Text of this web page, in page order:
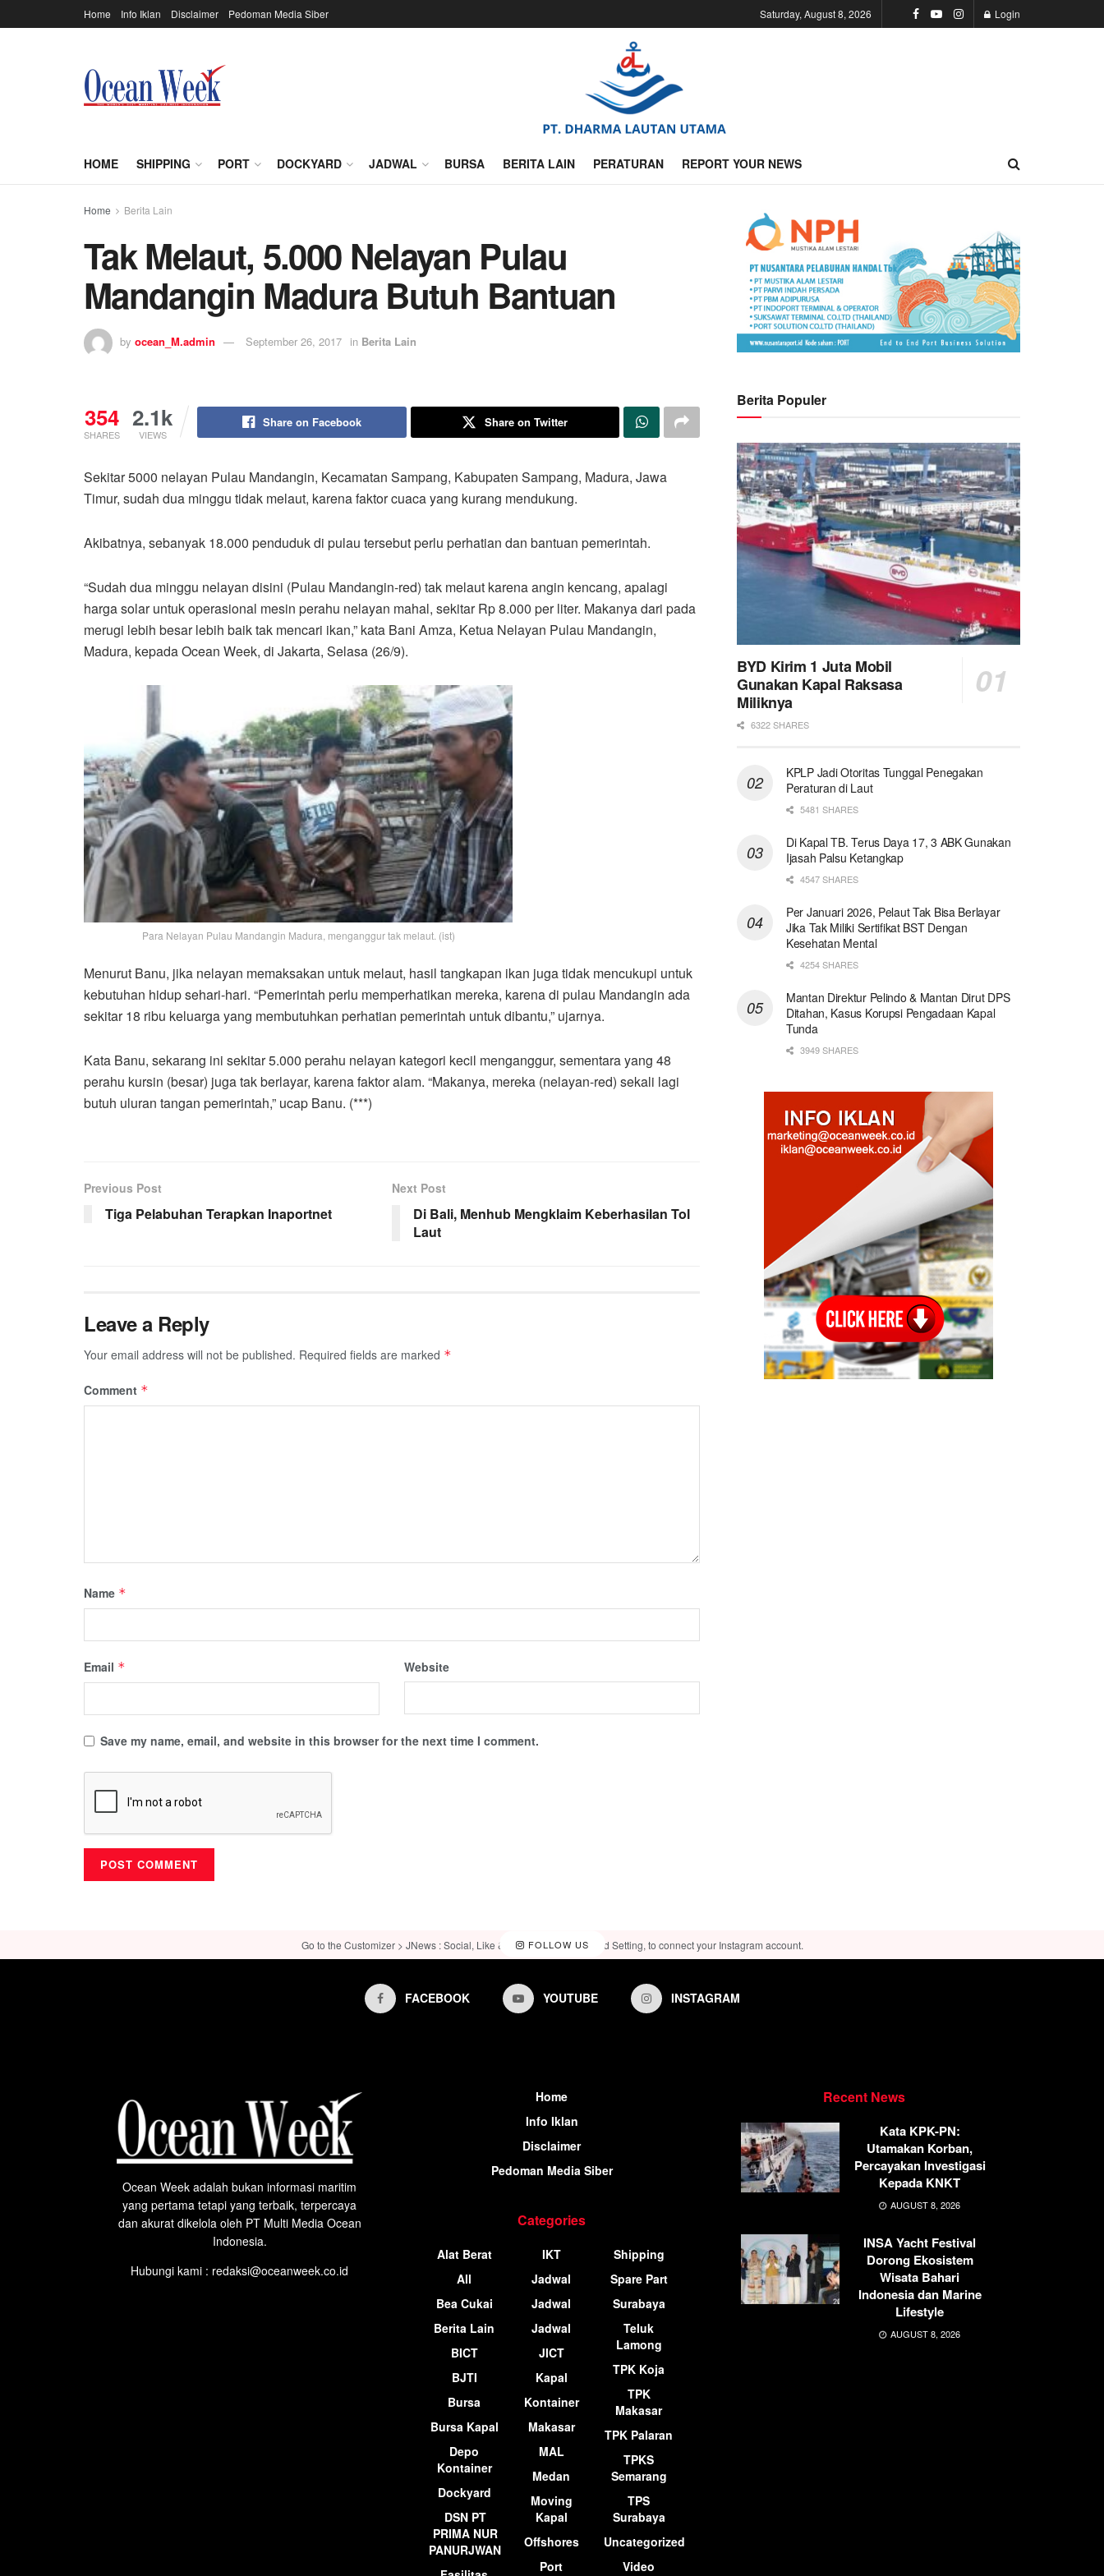
Home Info Iklan Disclaimer Pedoman Media Siber Saturday, August 8, 2026 Login
HOME SHIPPING PORT DOCKYARD JADWAL BURSA BERITA LAIN PERATURAN REPORT YOUR NEWS
Home Berita Lain
Tak Melaut, 5.000 Nelayan Pulau
Mandangin Madura Butuh Bantuan
by ocean_M.admin September 26, 2017 in Berita Lain
354
SHARES
2.1k
VIEWS
Share on Facebook Share on Twitter
Sekitar 5000 nelayan Pulau Mandangin, Kecamatan Sampang, Kabupaten Sampang, Madura, Jawa
Timur, sudah dua minggu tidak melaut, karena faktor cuaca yang kurang mendukung.
Akibatnya, sebanyak 18.000 penduduk di pulau tersebut perlu perhatian dan bantuan pemerintah.
“Sudah dua minggu nelayan disini (Pulau Mandangin-red) tak melaut karena angin kencang, apalagi
harga solar untuk operasional mesin perahu nelayan mahal, sekitar Rp 8.000 per liter. Makanya dari pada
merugi lebih besar lebih baik tak mencari ikan,” kata Bani Amza, Ketua Nelayan Pulau Mandangin,
Madura, kepada Ocean Week, di Jakarta, Selasa (26/9).
Para Nelayan Pulau Mandangin Madura, menganggur tak melaut. (ist)
Menurut Banu, jika nelayan memaksakan untuk melaut, hasil tangkapan ikan juga tidak mencukupi untuk
kebutuhan hidup sehari-hari. “Pemerintah perlu memperhatikan mereka, karena di pulau Mandangin ada
sekitar 18 ribu keluarga yang membutuhkan perhatian pemerintah untuk dibantu,” ujarnya.
Kata Banu, sekarang ini sekitar 5.000 perahu nelayan kategori kecil menganggur, sementara yang 48
perahu kursin (besar) juga tak berlayar, karena faktor alam. “Makanya, mereka (nelayan-red) sekali lagi
butuh uluran tangan pemerintah,” ucap Banu. (***)
Previous Post
Tiga Pelabuhan Terapkan Inaportnet
Next Post
Di Bali, Menhub Mengklaim Keberhasilan Tol
Laut
Leave a Reply
Your email address will not be published. Required fields are marked *
Comment *
Name *
Email * Website
Save my name, email, and website in this browser for the next time I comment.
Berita Populer
BYD Kirim 1 Juta Mobil
Gunakan Kapal Raksasa
Miliknya
6322 SHARES
KPLP Jadi Otoritas Tunggal Penegakan
Peraturan di Laut
5481 SHARES
Di Kapal TB. Terus Daya 17, 3 ABK Gunakan
Ijasah Palsu Ketangkap
4547 SHARES
Per Januari 2026, Pelaut Tak Bisa Berlayar
Jika Tak Miliki Sertifikat BST Dengan
Kesehatan Mental
4254 SHARES
Mantan Direktur Pelindo & Mantan Dirut DPS
Ditahan, Kasus Korupsi Pengadaan Kapal
Tunda
3949 SHARES
FOLLOW US
Go to the Customizer > JNews : Social, Like & View > Instagram Feed Setting, to connect your Instagram account.
FACEBOOK YOUTUBE INSTAGRAM
Ocean Week adalah bukan informasi maritim
yang pertama tetapi yang terbaik, terpercaya
dan akurat dikelola oleh PT Multi Media Ocean
Indonesia.
Hubungi kami : redaksi@oceanweek.co.id
Home
Info Iklan
Disclaimer
Pedoman Media Siber
Categories
Alat Berat
All
Bea Cukai
Berita Lain
BICT
BJTI
Bursa
Bursa Kapal
Depo
Kontainer
Dockyard
DSN PT
PRIMA NUR
PANURJWAN
IKT
Jadwal
Jadwal
Jadwal
JICT
Kapal
Kontainer
Makasar
MAL
Medan
Moving
Kapal
Offshores
Port
Shipping
Spare Part
Surabaya
Teluk
Lamong
TPK Koja
TPK
Makasar
TPK Palaran
TPKS
Semarang
TPS
Surabaya
Uncategorized
Video
Recent News
Kata KPK-PN:
Utamakan Korban,
Percayakan Investigasi
Kepada KNKT
AUGUST 8, 2026
INSA Yacht Festival
Dorong Ekosistem
Wisata Bahari
Indonesia dan Marine
Lifestyle
AUGUST 8, 2026